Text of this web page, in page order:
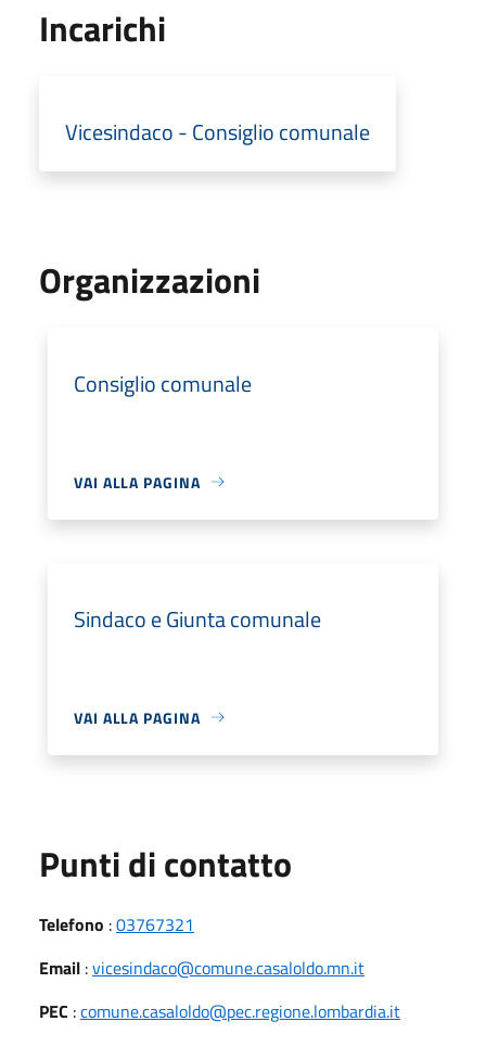
Incarichi
Vicesindaco - Consiglio comunale
Organizzazioni
Consiglio comunale
VAI ALLA PAGINA
Sindaco e Giunta comunale
VAI ALLA PAGINA
Punti di contatto
Telefono :03767321
Email :vicesindaco@comune.casaloldo.mn.it
PEC :comune.casaloldo@pec.regione.lombardia.it